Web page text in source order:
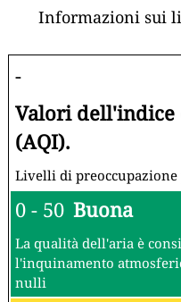
Informazioni sui
-
Valori
(AQI).
Livelli di preoccupazione
0 - 50 Buona
La qualità dell'aria è
l'inquinamento
nulli